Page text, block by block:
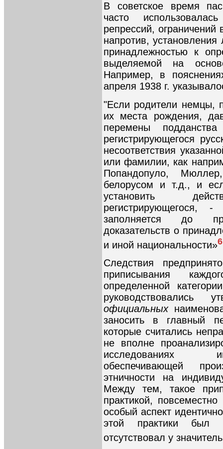
В советское время
часто
репрессий,
напротив,
принадлежностью к
выделяемой на
Например, в
апреля 1938 г.
"Если родители немцы,
их места рождения,
перемены
регистрирующегося
несоответствия
или фамилии, как
Попандопуло,
белорусом и т.д., и
установить
регистрирующегося,
заполняется до
доказательств о
и иной национальности»6
Следствия
приписывания
определенной
руководствовались
официальных
заносить в главный
которые считались
не вполне
исследованиях
обеспечивающей
этничности на
Между тем, такое
практикой,
особый аспект
этой практики был
отсутствовал у